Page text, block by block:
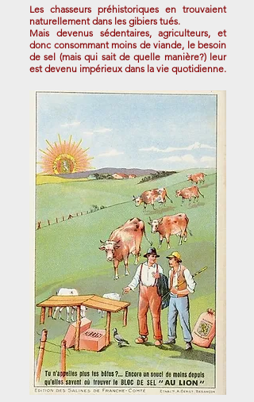
Les chasseurs préhistoriques en trouvaient
naturellement dans les gibiers tués.
Mais devenus sédentaires, agriculteurs, et
donc consommant moins de viande, le besoin
de sel (mais qui sait de quelle manière?) leur
est devenu impérieux dans la vie quotidienne.